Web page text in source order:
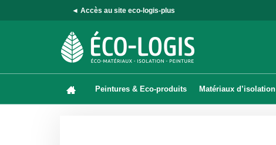
◄ Accès au site eco-logis-plus
Peintures & Eco-produits Matériaux d’isolation